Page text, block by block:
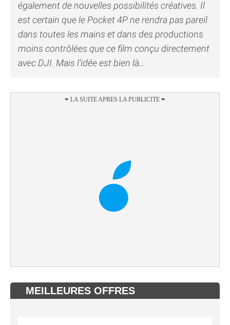
également de nouvelles possibilités créatives. Il
est certain que le Pocket 4P ne rendra pas pareil
dans toutes les mains et dans des productions
moins contrôlées que ce film conçu directement
avec DJI. Mais l'idée est bien là...
MEILLEURES OFFRES